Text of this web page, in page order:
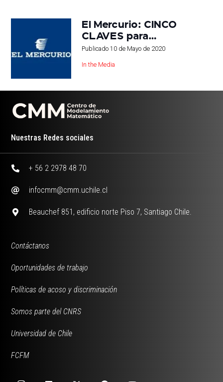
El Mercurio: CINCO
CLAVES para…
Publicado 10 de Mayo de 2020
In the Media
Nuestras Redes sociales
+ 56 2 2978 48 70
infocmm@cmm.uchile.cl
Beauchef 851, edificio norte Piso 7, Santiago Chile.
Contáctanos
Oportunidades de trabajo
Políticas de acoso y discriminación
Somos parte del CNRS
Universidad de Chile
FCFM